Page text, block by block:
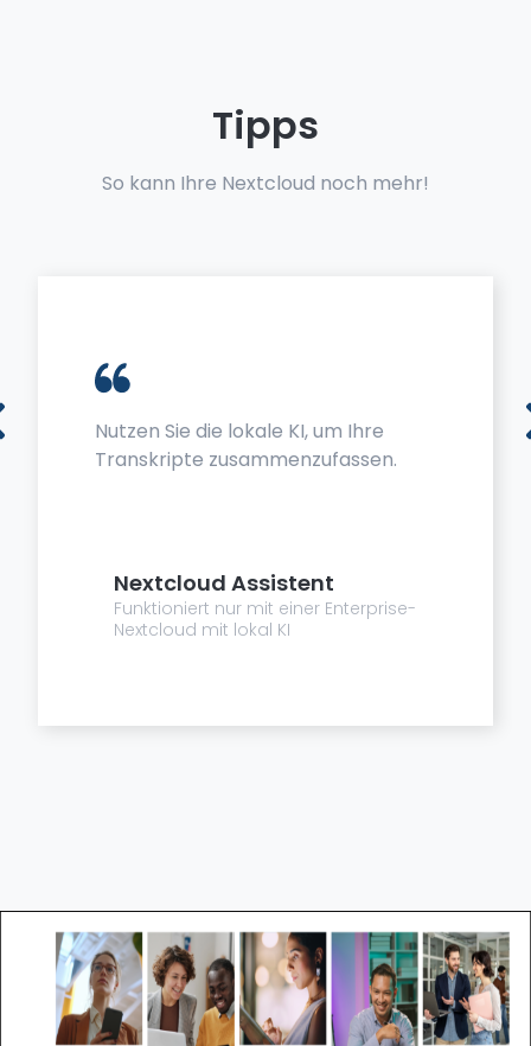
Tipps
So kann Ihre Nextcloud noch mehr!
Nutzen Sie die lokale KI, um Ihre
Transkripte zusammenzufassen.
Nextcloud Assistent
Funktioniert nur mit einer Enterprise-
Nextcloud mit lokal KI